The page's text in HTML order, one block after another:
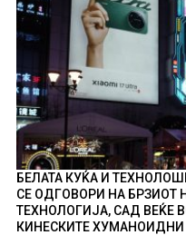
БЕЛАТА КУЌА И
СЕ ОДГОВОРИ НА БРЗИОТ
ТЕХНОЛОГИЈА, САД ВЕЌЕ
КИНЕСКИТЕ ХУМАНОИДНИ